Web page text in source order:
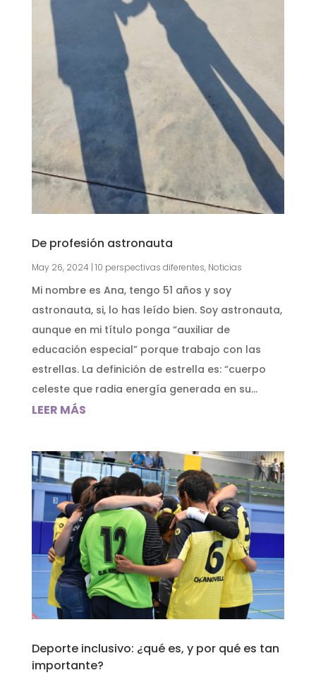
De profesión astronauta
May 26, 2024| 10 perspectivas diferentes, Noticias
Mi nombre es Ana, tengo 51 años y soy
astronauta, si, lo has leído bien. Soy astronauta,
aunque en mi título ponga “auxiliar de
educación especial” porque trabajo con las
estrellas. La definición de estrella es: “cuerpo
celeste que radia energía generada en su...
LEER MÁS
Deporte inclusivo: ¿qué es, y por qué es tan
importante?